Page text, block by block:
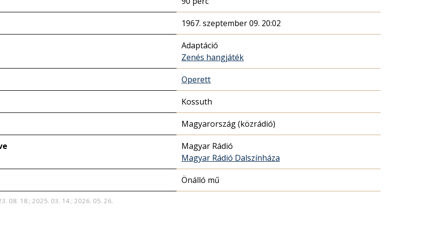
1967. szeptember 09. 20:02
Adaptáció
Zenés hangjáték
Operett
Kossuth
Magyarország (közrádió)
Magyar Rádió
Magyar Rádió Dalszínháza
Önálló mű
08. 18.; 2025. 03. 14.; 2026. 05. 26.